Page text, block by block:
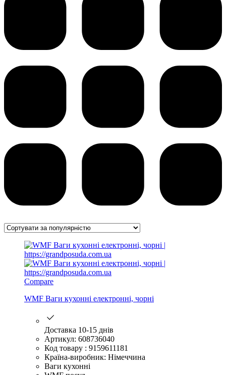
Compare
WMF Ваги кухонні електронні, чорні
Доставка 10-15 днів
Артикул: 608736040
Код товару : 9159611181
Країна-виробник: Німеччина
Ваги кухонні